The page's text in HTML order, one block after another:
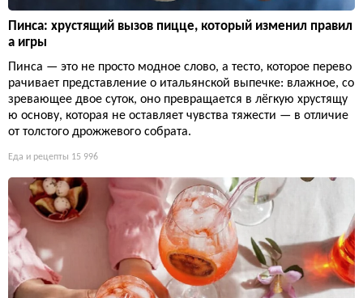
Пинса: хрустящий вызов пицце, который изменил правил
а игры
Пинса — это не просто модное слово, а тесто, которое перево
рачивает представление о итальянской выпечке: влажное, со
зревающее двое суток, оно превращается в лёгкую хрустящу
ю основу, которая не оставляет чувства тяжести — в отличие
от толстого дрожжевого собрата.
Еда и рецепты 15 996